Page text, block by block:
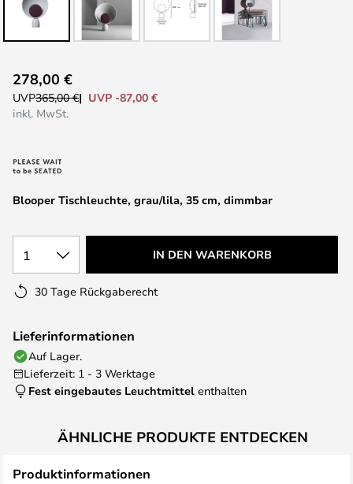
Anfang
der
Blooper Tischleuchte, grau/lila, 35 cm, dimmbar
278,00 €
UVP365,00 €
UVP -87,00 €
inkl. MwSt.
1 IN DEN WARENKORB
30 Tage Rückgaberecht
Lieferinformationen
Auf Lager.
Lieferzeit: 1 - 3 Werktage
Fest eingebautes Leuchtmittel enthalten
ÄHNLICHE PRODUKTE ENTDECKEN
Produktinformationen